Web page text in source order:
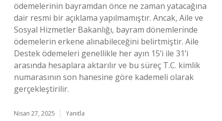
ödemelerinin bayramdan önce ne zaman yatacağına
dair resmi bir açıklama yapılmamıştır. Ancak, Aile ve
Sosyal Hizmetler Bakanlığı, bayram dönemlerinde
ödemelerin erkene alınabileceğini belirtmiştir. Aile
Destek ödemeleri genellikle her ayın 15’i ile 31’i
arasında hesaplara aktarılır ve bu süreç T.C. kimlik
numarasının son hanesine göre kademeli olarak
gerçekleştirilir.
Nisan 27, 2025 Yanıtla